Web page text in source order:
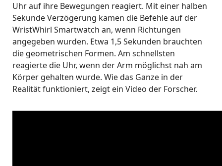
Uhr auf ihre Bewegungen reagiert. Mit einer halben
Sekunde Verzögerung kamen die Befehle auf der
WristWhirl Smartwatch an, wenn Richtungen
angegeben wurden. Etwa 1,5 Sekunden brauchten
die geometrischen Formen. Am schnellsten
reagierte die Uhr, wenn der Arm möglichst nah am
Körper gehalten wurde. Wie das Ganze in der
Realität funktioniert, zeigt ein Video der Forscher.